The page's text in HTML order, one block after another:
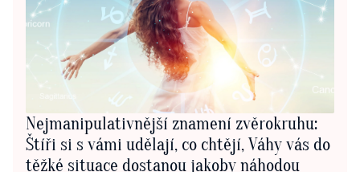
Nejmanipulativnější znamení zvěrokruhu:
Štíři si s vámi udělají, co chtějí, Váhy vás do
těžké situace dostanou jakoby náhodou